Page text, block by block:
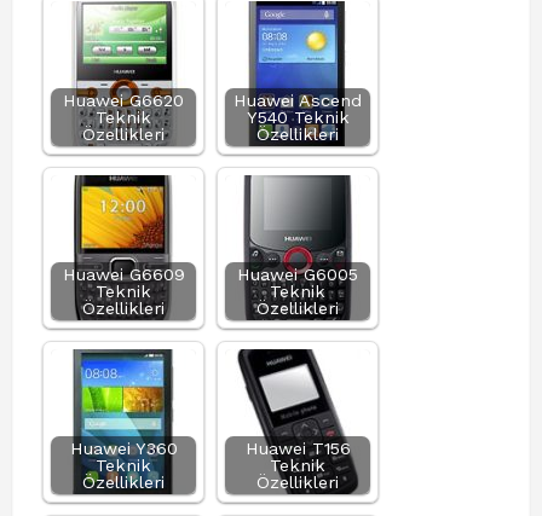
Huawei G6620
Teknik
Özellikleri
Huawei Ascend
Y540 Teknik
Özellikleri
Huawei G6609
Teknik
Özellikleri
Huawei G6005
Teknik
Özellikleri
Huawei Y360
Teknik
Özellikleri
Huawei T156
Teknik
Özellikleri